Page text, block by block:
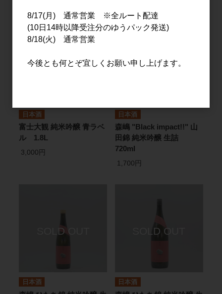
日本酒
富士大観 純米吟醸 青ラベ
ル 1.8L
3,000円
日本酒
森嶋 "Black impact!!" 山
田錦 純米吟醸 生詰
720ml
1,700円
日本酒 日本酒
8/17(月) 通常営業 ※全ルート配達
(10日14時以降受注分のゆうパック発送)
8/18(火) 通常営業
今後とも何とぞ宜しくお願い申し上げます。